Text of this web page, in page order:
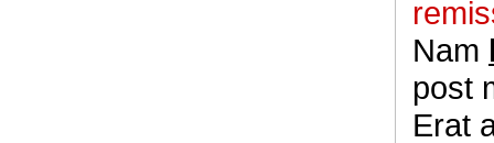
Nam
post
Erat